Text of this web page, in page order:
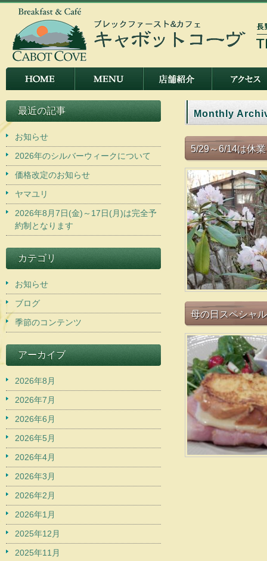
Monthly
5/29～6/14は休
母の日スペシャ
最近の記事
お知らせ
2026年のシルバーウィークについて
価格改定のお知らせ
ヤマユリ
2026年8月7日(金)～17日(月)は完全予
約制となります
カテゴリ
お知らせ
ブログ
季節のコンテンツ
アーカイブ
2026年8月
2026年7月
2026年6月
2026年5月
2026年4月
2026年3月
2026年2月
2026年1月
2025年12月
2025年11月